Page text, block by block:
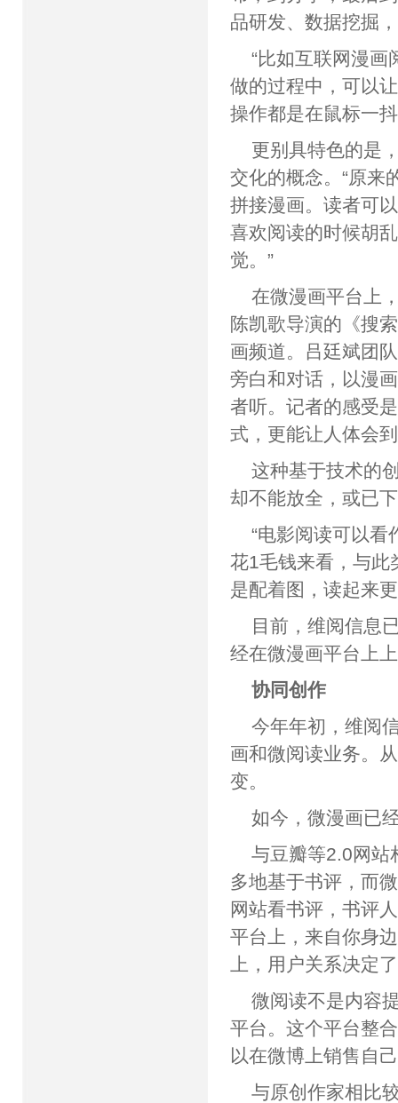
品研发、数据挖掘
“比如互联网漫
做的过程中，可以
操作都是在鼠标一
更别具特色的是
交化的概念。“原来
拼接漫画。读者可
喜欢阅读的时候胡
觉。”
在微漫画平台上
陈凯歌导演的《搜
画频道。吕廷斌团
旁白和对话，以漫
者听。记者的感受
式，更能让人体会
这种基于技术的
却不能放全，或已
“电影阅读可以
花1毛钱来看，与此
是配着图，读起来
目前，维阅信息
经在微漫画平台上
协同创作
今年年初，维阅
画和微阅读业务。
变。
如今，微漫画已
与豆瓣等2.0网站
多地基于书评，而
网站看书评，书评
平台上，来自你身
上，用户关系决定
微阅读不是内容
平台。这个平台整
以在微博上销售自
与原创作家相比